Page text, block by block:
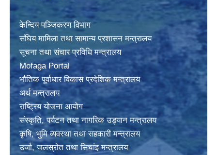
केन्दिय पञ्जिकरण विभाग
संघिय मामिला तथा सामान्य प्रशासन मन्त्रालय
सूचना तथा संचार प्रविधि मन्त्रालय
Mofaga Portal
भाैतिक पूर्वाधार विकास प्रदेशिक मन्त्रालय
अर्थ मन्त्रालय
राष्ट्रिय योजना आयोग
संस्कृति, पर्यटन तथा नागरिक उड्यान मन्त्रालय
कृषि, भुमि व्यवस्था तथा सहकारी मन्त्रालय
उर्जा, जलस्राेत तथा सिचांइ मन्त्रालय